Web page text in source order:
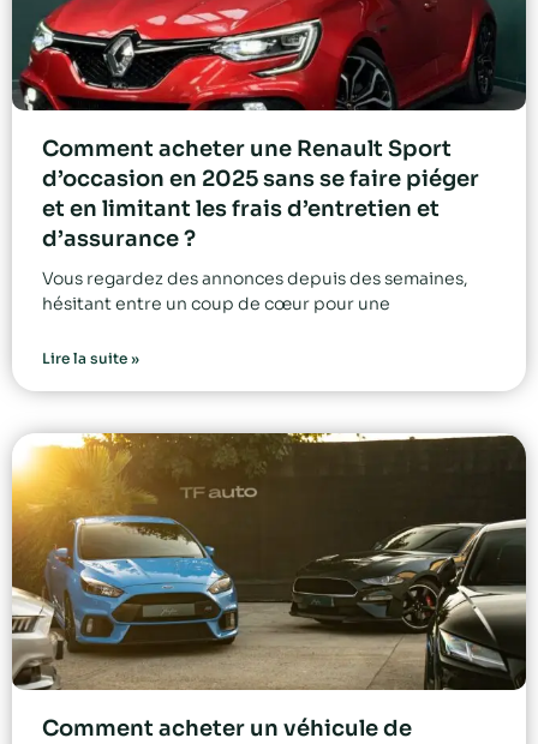
Comment acheter une Renault Sport
d’occasion en 2025 sans se faire piéger
et en limitant les frais d’entretien et
d’assurance ?
Vous regardez des annonces depuis des semaines,
hésitant entre un coup de cœur pour une
Lire la suite »
Comment acheter un véhicule de